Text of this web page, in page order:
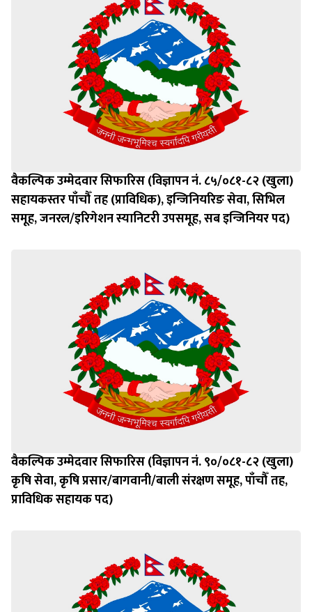
वैकल्पिक उम्मेदवार सिफारिस (विज्ञापन नं. ८५/०८१-८२ (खुला)
सहायकस्तर पाँचौँ तह (प्राविधिक), इन्जिनियरिङ सेवा, सिभिल
समूह, जनरल/इरिगेशन स्यानिटरी उपसमूह, सब इन्जिनियर पद)
वैकल्पिक उम्मेदवार सिफारिस (विज्ञापन नं. ९०/०८१-८२ (खुला)
कृषि सेवा, कृषि प्रसार/बागवानी/बाली संरक्षण समूह, पाँचौँ तह,
प्राविधिक सहायक पद)